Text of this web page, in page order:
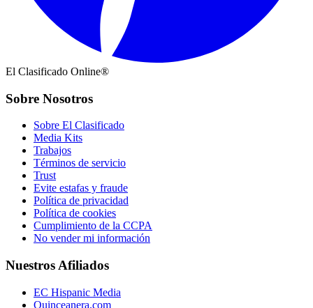
El Clasificado Online®
Sobre Nosotros
Sobre El Clasificado
Media Kits
Trabajos
Términos de servicio
Trust
Evite estafas y fraude
Política de privacidad
Política de cookies
Cumplimiento de la CCPA
No vender mi información
Nuestros Afiliados
EC Hispanic Media
Quinceanera.com